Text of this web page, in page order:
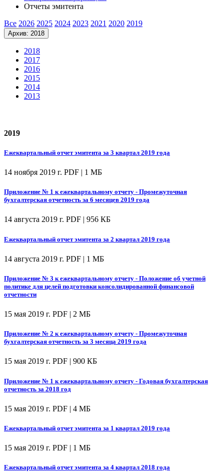
Отчеты эмитента
Все 2026 2025 2024 2023 2021 2020 2019
Архив: 2018
2018
2017
2016
2015
2014
2013
2019
Ежеквартальный отчет эмитента за 3 квартал 2019 года
14 ноября 2019 г. PDF | 1 МБ
Приложение № 1 к ежеквартальному отчету - Промежуточная
бухгалтерская отчетность за 6 месяцев 2019 года
14 августа 2019 г. PDF | 956 КБ
Ежеквартальный отчет эмитента за 2 квартал 2019 года
14 августа 2019 г. PDF | 1 МБ
Приложение № 3 к ежеквартальному отчету - Положение об учетной
политике для целей подготовки консолидированной финансовой
отчетности
15 мая 2019 г. PDF | 2 МБ
Приложение № 2 к ежеквартальному отчету - Промежуточная
бухгалтерская отчетность за 3 месяца 2019 года
15 мая 2019 г. PDF | 900 КБ
Приложение № 1 к ежеквартальному отчету - Годовая бухгалтерская
отчетность за 2018 год
15 мая 2019 г. PDF | 4 МБ
Ежеквартальный отчет эмитента за 1 квартал 2019 года
15 мая 2019 г. PDF | 1 МБ
Ежеквартальный отчет эмитента за 4 квартал 2018 года